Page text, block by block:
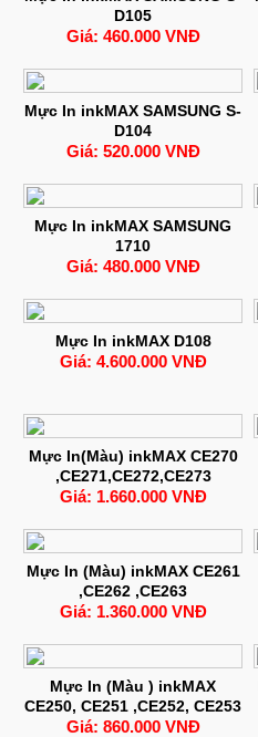
D105
Giá: 460.000 VNĐ
Mực In inkMAX SAMSUNG S-
D104
Giá: 520.000 VNĐ
Mực In inkMAX SAMSUNG
1710
Giá: 480.000 VNĐ
Mực In inkMAX D108
Giá: 4.600.000 VNĐ
Mực In(Màu) inkMAX CE270
,CE271,CE272,CE273
Giá: 1.660.000 VNĐ
Mực In (Màu) inkMAX CE261
,CE262 ,CE263
Giá: 1.360.000 VNĐ
Mực In (Màu ) inkMAX
CE250, CE251 ,CE252, CE253
Giá: 860.000 VNĐ